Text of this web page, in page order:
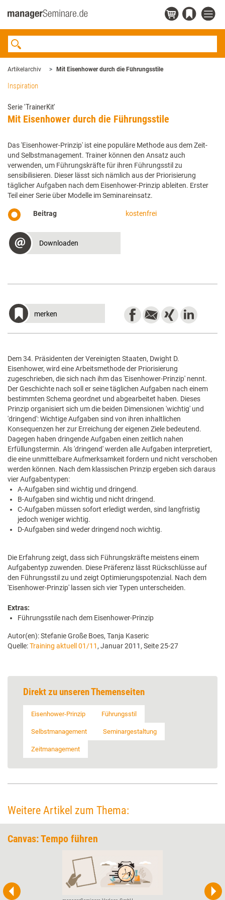
Artikelarchiv Mit Eisenhower durch die Führungsstile
Inspiration
Serie 'TrainerKit'
Mit Eisenhower durch die Führungsstile
Das 'Eisenhower-Prinzip' ist eine populäre Methode aus dem Zeit-
und Selbstmanagement. Trainer können den Ansatz auch
verwenden, um Führungskräfte für ihren Führungsstil zu
sensibilisieren. Dieser lässt sich nämlich aus der Priorisierung
täglicher Aufgaben nach dem Eisenhower-Prinzip ableiten. Erster
Teil einer Serie über Modelle im Seminareinsatz.
Beitrag kostenfrei
Downloaden
merken
Dem 34. Präsidenten der Vereinigten Staaten, Dwight D.
Eisenhower, wird eine Arbeitsmethode der Priorisierung
zugeschrieben, die sich nach ihm das 'Eisenhower-Prinzip' nennt.
Der Geschichte nach soll er seine täglichen Aufgaben nach einem
bestimmten Schema geordnet und abgearbeitet haben. Dieses
Prinzip organisiert sich um die beiden Dimensionen 'wichtig' und
'dringend': Wichtige Aufgaben sind von ihren inhaltlichen
Konsequenzen her zur Erreichung der eigenen Ziele bedeutend.
Dagegen haben dringende Aufgaben einen zeitlich nahen
Erfüllungstermin. Als 'dringend' werden alle Aufgaben interpretiert,
die eine unmittelbare Aufmerksamkeit fordern und nicht verschoben
werden können. Nach dem klassischen Prinzip ergeben sich daraus
vier Aufgabentypen:
A-Aufgaben sind wichtig und dringend.
B-Aufgaben sind wichtig und nicht dringend.
C-Aufgaben müssen sofort erledigt werden, sind langfristig
jedoch weniger wichtig.
D-Aufgaben sind weder dringend noch wichtig.
Die Erfahrung zeigt, dass sich Führungskräfte meistens einem
Aufgabentyp zuwenden. Diese Präferenz lässt Rückschlüsse auf
den Führungsstil zu und zeigt Optimierungspotenzial. Nach dem
'Eisenhower-Prinzip' lassen sich vier Typen unterscheiden.
Extras:
Führungsstile nach dem Eisenhower-Prinzip
Autor(en): Stefanie Große Boes, Tanja Kaseric
Quelle:Training aktuell 01/11 , Januar 2011, Seite 25-27
Direkt zu unseren Themenseiten
Eisenhower-Prinzip Führungsstil
Selbstmanagement Seminargestaltung
Zeitmanagement
Weitere Artikel zum Thema:
Canvas: Tempo führen